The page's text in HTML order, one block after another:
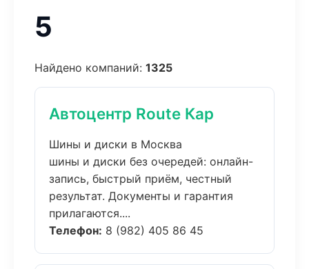
5
Найдено компаний: 1325
Автоцентр Route Кар
Шины и диски в Москва
шины и диски без очередей: онлайн-
запись, быстрый приём, честный
результат. Документы и гарантия
прилагаются....
Телефон: 8 (982) 405 86 45